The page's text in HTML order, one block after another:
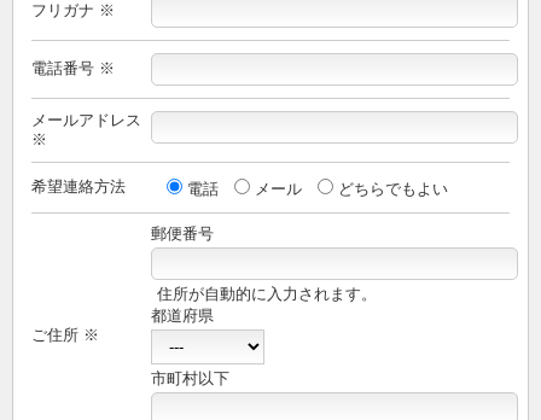
フリガナ ※
電話番号 ※
メールアドレス
※
希望連絡方法 電話 メール どちらでもよい
ご住所 ※
郵便番号
住所が自動的に入力されます。
都道府県
市町村以下